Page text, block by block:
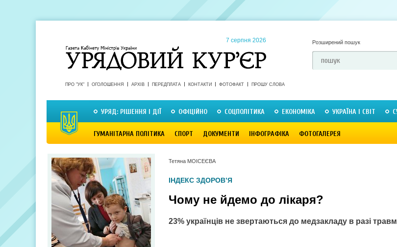
7 серпня 2026 Розширений пошук
ПРО "УК" ОГОЛОШЕННЯ АРХІВ ПЕРЕДПЛАТА КОНТАКТИ ФОТОФАКТ ПРОШУ СЛОВА
УРЯД: РІШЕННЯ І ДІЇ ОФІЦІЙНО СОЦПОЛІТИКА ЕКОНОМІКА УКРАЇНА І СВІТ
ГУМАНІТАРНА ПОЛІТИКА СПОРТ ДОКУМЕНТИ ІНФОГРАФІКА ФОТОГАЛЕРЕЯ
Тетяна МОІСЕЄВА
ІНДЕКС ЗДОРОВ’Я
Чому не йдемо до лікаря?
23% українців не звертаються до медзакладу в разі